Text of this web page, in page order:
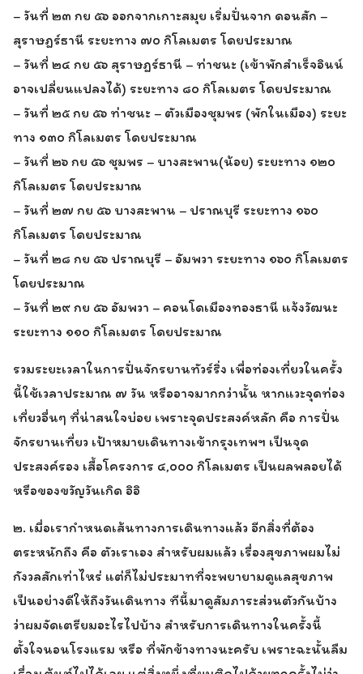
– วันที่ ๒๓ กย ๕๖ ออกจากเกาะสมุย เริ่มปั่นจาก ดอนสัก –
สุราษฎร์ธานี ระยะทาง ๗๐ กิโลเมตร โดยประมาณ
– วันที่ ๒๔ กย ๕๖ สุราษฎร์ธานี – ท่าชนะ (เข้าพักสำเร็จอินน์
อาจเปลี่ยนแปลงได้) ระยะทาง ๘๐ กิโลเมตร โดยประมาณ
– วันที่ ๒๕ กย ๕๖ ท่าชนะ – ตัวเมืองชุมพร (พักในเมือง) ระยะ
ทาง ๑๓๐ กิโลเมตร โดยประมาณ
– วันที่ ๒๖ กย ๕๖ ชุมพร – บางสะพาน(น้อย) ระยะทาง ๑๒๐
กิโลเมตร โดยประมาณ
– วันที่ ๒๗ กย ๕๖ บางสะพาน – ปราณบุรี ระยะทาง ๑๖๐
กิโลเมตร โดยประมาณ
– วันที่ ๒๘ กย ๕๖ ปราณบุรี – อัมพวา ระยะทาง ๑๖๐ กิโลเมตร
โดยประมาณ
– วันที่ ๒๙ กย ๕๖ อัมพวา – คอนโดเมืองทองธานี แจ้งวัฒนะ
ระยะทาง ๑๑๐ กิโลเมตร โดยประมาณ
รวมระยะเวลาในการปั่นจักรยานทัวร์ริ่ง เพื่อท่องเที่ยวในครั้ง
นี้ใช้เวลาประมาณ ๗ วัน หรืออาจมากกว่านั้น หากแวะจุดท่อง
เที่ยวอื่นๆ ที่น่าสนใจบ่อย เพราะจุดประสงค์หลัก คือ การปั่น
จักรยานเที่ยว เป้าหมายเดินทางเข้ากรุงเทพฯ เป็นจุด
ประสงค์รอง เสื้อโครงการ ๔,๐๐๐ กิโลเมตร เป็นผลพลอยได้
หรือของขวัญวันเกิด อิอิ
๒. เมื่อเรากำหนดเส้นทางการเดินทางแล้ว อีกสิ่งที่ต้อง
ตระหนักถึง คือ ตัวเราเอง สำหรับผมแล้ว เรื่องสุขภาพผมไม่
กังวลสักเท่าไหร่ แต่ก็ไม่ประมาทที่จะพยายามดูแลสุขภาพ
เป็นอย่างดีให้ถึงวันเดินทาง ทีนี้มาดูสัมภาระส่วนตัวกันบ้าง
ว่าผมจัดเตรียมอะไรไปบ้าง สำหรับการเดินทางในครั้งนี้
ตั้งใจนอนโรงแรม หรือ ที่พักข้างทางนะครับ เพราะฉะนั้นลืม